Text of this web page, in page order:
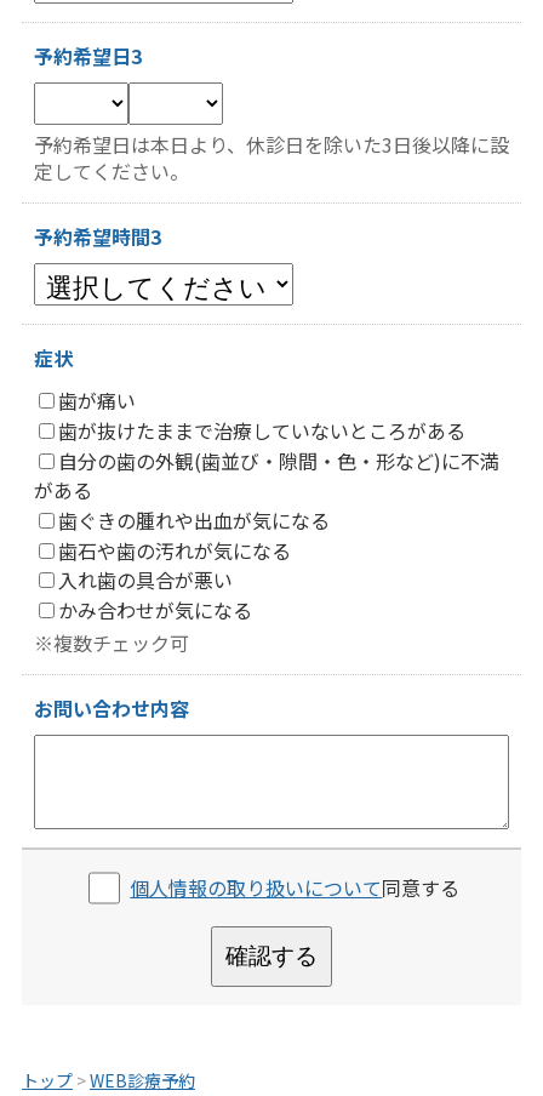
予約希望日3
予約希望日は本日より、休診日を除いた3日後以降に設
定してください。
予約希望時間3
症状
歯が痛い
歯が抜けたままで治療していないところがある
自分の歯の外観(歯並び・隙間・色・形など)に不満
がある
歯ぐきの腫れや出血が気になる
歯石や歯の汚れが気になる
入れ歯の具合が悪い
かみ合わせが気になる
※複数チェック可
お問い合わせ内容
個人情報の取り扱いについて同意する
確認する
トップ >WEB診療予約